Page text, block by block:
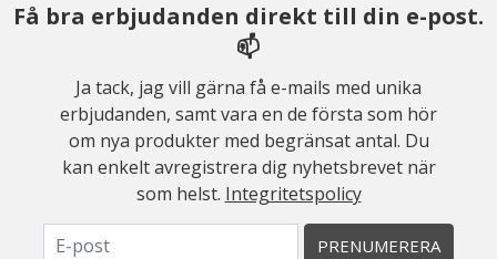
Få bra erbjudanden direkt till din e-post.
📫
Ja tack, jag vill gärna få e-mails med unika
erbjudanden, samt vara en de första som hör
om nya produkter med begränsat antal. Du
kan enkelt avregistrera dig nyhetsbrevet när
som helst. Integritetspolicy
PRENUMERERA